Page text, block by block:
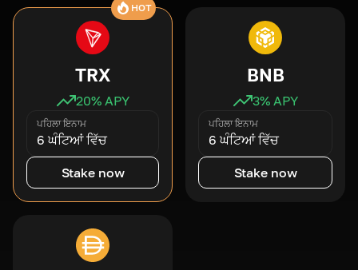
HOT
TRX
20% APY
ਪਹਿਲਾ ਇਨਾਮ
6 ਘੰਟਿਆਂ ਵਿੱਚ
Stake now
BNB
3% APY
ਪਹਿਲਾ ਇਨਾਮ
6 ਘੰਟਿਆਂ ਵਿੱਚ
Stake now